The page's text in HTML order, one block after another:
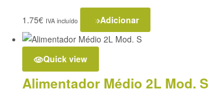
1.75€ IVA incluído Adicionar
Quick view
Alimentador Médio 2L Mod. S